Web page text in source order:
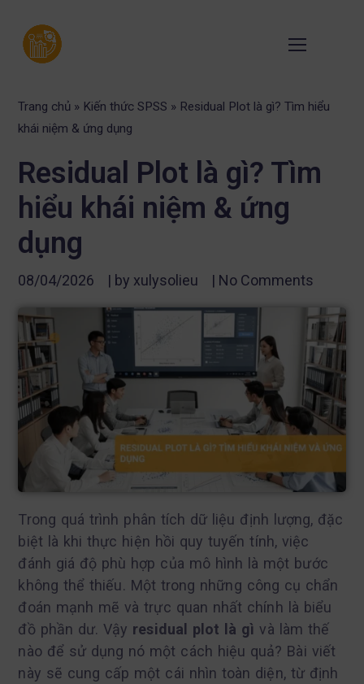
Trang chủ » Kiến thức SPSS » Residual Plot là gì? Tìm hiểu
khái niệm & ứng dụng
Residual Plot là gì? Tìm
hiểu khái niệm & ứng
dụng
08/04/2026 | by xulysolieu | No Comments
Trong quá trình phân tích dữ liệu định lượng, đặc
biệt là khi thực hiện hồi quy tuyến tính, việc
đánh giá độ phù hợp của mô hình là một bước
không thể thiếu. Một trong những công cụ chẩn
đoán mạnh mẽ và trực quan nhất chính là biểu
đồ phần dư. Vậy residual plot là gì và làm thế
nào để sử dụng nó một cách hiệu quả? Bài viết
này sẽ cung cấp một cái nhìn toàn diện, từ định